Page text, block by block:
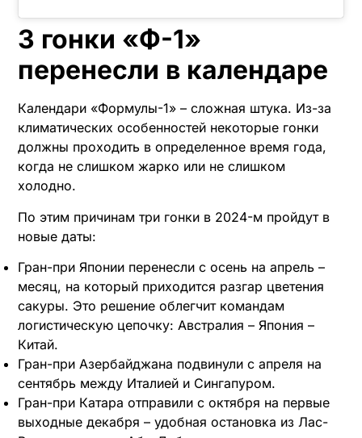
3 гонки «Ф-1»
перенесли в календаре
Календари «Формулы-1» – сложная штука. Из-за
климатических особенностей некоторые гонки
должны проходить в определенное время года,
когда не слишком жарко или не слишком
холодно.
По этим причинам три гонки в 2024-м пройдут в
новые даты:
Гран-при Японии перенесли с осень на апрель –
месяц, на который приходится разгар цветения
сакуры. Это решение облегчит командам
логистическую цепочку: Австралия – Япония –
Китай.
Гран-при Азербайджана подвинули с апреля на
сентябрь между Италией и Сингапуром.
Гран-при Катара отправили с октября на первые
выходные декабря – удобная остановка из Лас-